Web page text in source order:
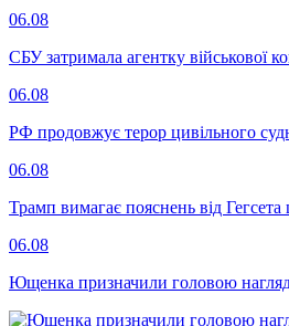
06.08
СБУ затримала агентку військової
06.08
РФ продовжує терор цивільного
06.08
Трамп вимагає пояснень від
06.08
Ющенка призначили головою